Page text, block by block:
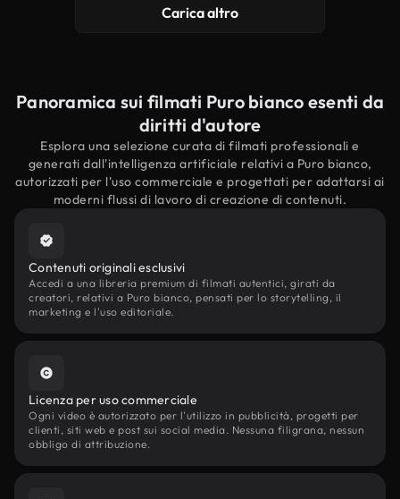
Carica altro
Panoramica sui filmati Puro bianco esenti da
diritti d'autore
Esplora una selezione curata di filmati professionali e
generati dall'intelligenza artificiale relativi a Puro bianco,
autorizzati per l'uso commerciale e progettati per adattarsi ai
moderni flussi di lavoro di creazione di contenuti.
Contenuti originali esclusivi
Accedi a una libreria premium di filmati autentici, girati da
creatori, relativi a Puro bianco, pensati per lo storytelling, il
marketing e l'uso editoriale.
Licenza per uso commerciale
Ogni video è autorizzato per l'utilizzo in pubblicità, progetti per
clienti, siti web e post sui social media. Nessuna filigrana, nessun
obbligo di attribuzione.